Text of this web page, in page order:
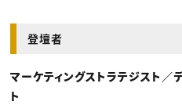
登壇者
マーケティングストラテジスト／
ト